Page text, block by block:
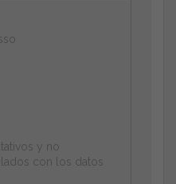
y no
con los datos